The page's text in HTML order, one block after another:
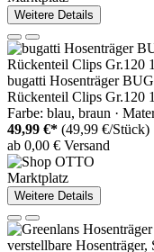
Weitere Details
bugatti Hosenträger
Rückenteil Clips Gr.120
Farbe: blau, braun ·
49,99 €* (49,99 €/Stück)
ab 0,00 € Versand
Marktplatz
Weitere Details